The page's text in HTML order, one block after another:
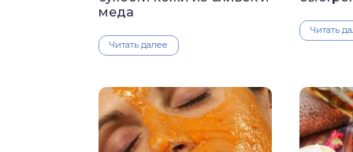
меда
Читать далее
Читать